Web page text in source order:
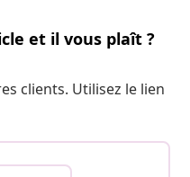
et il vous plaît ?
clients. Utilisez le lien